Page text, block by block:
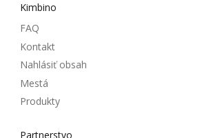
Kimbino
FAQ
Kontakt
Nahlásiť obsah
Mestá
Produkty
Partnerstvo